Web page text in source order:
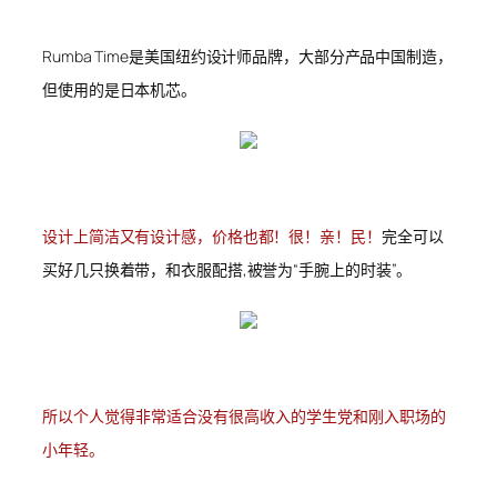
Rumba Time是美国纽约设计师品牌，大部分产品中国制造，
但使用的是日本机芯。
设计上简洁又有设计感，价格也都！很！亲！民！ 完全可以
买好几只换着带，和衣服配搭,被誉为“手腕上的时装”。
所以个人觉得非常适合没有很高收入的学生党和刚入职场的
小年轻。